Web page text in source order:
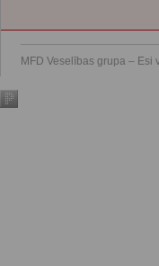
MFD Veselības grupa – Esi